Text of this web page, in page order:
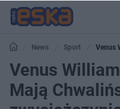
News Sport
Venus
Wytypowała zwyciężczynię finału
Venus
Mają